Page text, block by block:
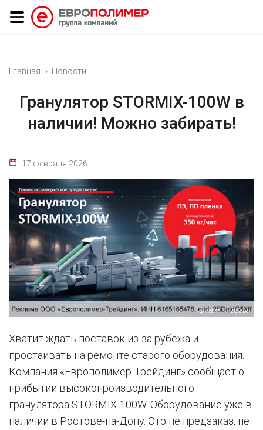
Главная Новости
Гранулятор STORMIX-100W в
наличии! Можно забирать!
17 февраля 2026
Хватит ждать поставок из-за рубежа и
простаивать на ремонте старого оборудования.
Компания «Европолимер-Трейдинг» сообщает о
прибытии высокопроизводительного
гранулятора STORMIX-100W. Оборудование уже в
наличии в Ростове-на-Дону. Это не предзаказ, не